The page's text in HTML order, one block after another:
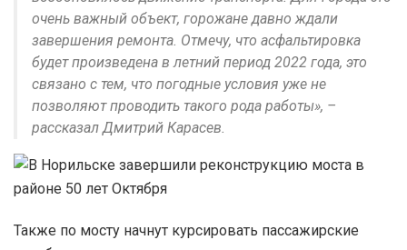
очень важный объект, горожане давно ждали
завершения ремонта. Отмечу, что асфальтировка
будет произведена в летний период 2022 года, это
связано с тем, что погодные условия уже не
позволяют проводить такого рода работы», –
рассказал Дмитрий Карасев.
Также по мосту начнут курсировать пассажирские